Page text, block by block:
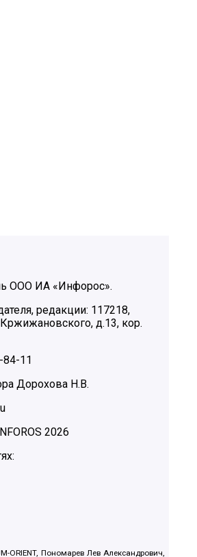
ООО ИА «Инфорос».
редакции: 117218,
д.13, кор.
11
Дорохова Н.В.
INFOROS 2026
ORIENT, Пономарев Лев Александрович,